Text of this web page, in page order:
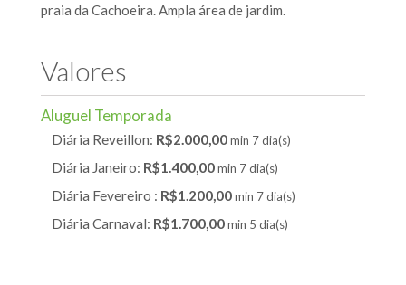
praia da Cachoeira. Ampla área de jardim.
Valores
Aluguel Temporada
Diária Reveillon: R$2.000,00min 7 dia(s)
Diária Janeiro: R$1.400,00min 7 dia(s)
Diária Fevereiro : R$1.200,00min 7 dia(s)
Diária Carnaval: R$1.700,00min 5 dia(s)